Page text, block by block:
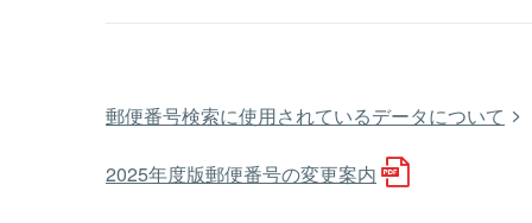
郵便番号検索に使用されているデータについて
2025年度版郵便番号の変更案内